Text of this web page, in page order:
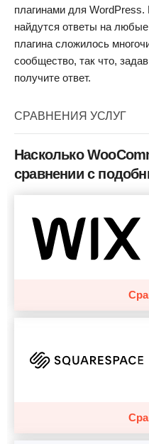
плагинами для
найдутся ответы на
плагина сложилось
сообщество, так что,
получите ответ.
СРАВНЕНИЯ УСЛУГ
Насколько
сравнении с